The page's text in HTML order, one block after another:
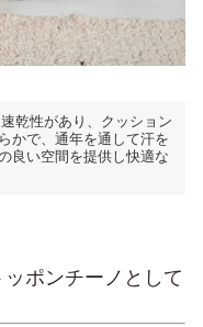
乾性があり、クッション
かで、通年を通して汗を
良い空間を提供し快適な
ポンチーノとして